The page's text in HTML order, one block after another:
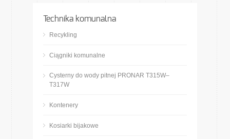
Technika komunalna
Recykling
Ciągniki komunalne
Cysterny do wody pitnej PRONAR T315W–
T317W
Kontenery
Kosiarki bijakowe